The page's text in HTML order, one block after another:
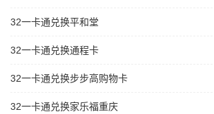
32一卡通兑换平和堂
32一卡通兑换通程卡
32一卡通兑换步步高购物卡
32一卡通兑换家乐福重庆